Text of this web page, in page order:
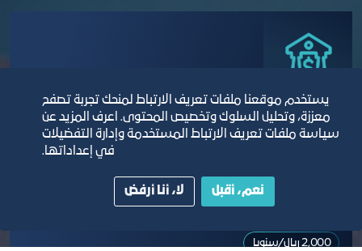
الفئة الثانية
المنشآت التي يكون رأس مالها من (ثلاثمائة وخمسة وسبعون
ألف) ريال إلى (مليون) ريال، أو يكون عدد العاملين فيها من
2,000 ريال​/سنويا
يستخدم موقعنا ملفات تعريف الارتباط لمنحك تجربة تصفح
معززة، وتحليل السلوك وتخصيص المحتوى. اعرف المزيد عن
سياسة ملفات تعريف الارتباط المستخدمة وإدارة التفضيلات
في إعداداتها.
نعم، أقبل لا، أنا أرفض